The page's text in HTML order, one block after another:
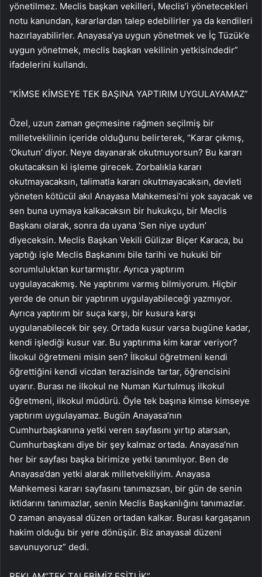
yönetilmez. Meclis başkan vekilleri, Meclis’i yönetecekleri
notu kanundan, kararlardan talep edebilirler ya da kendileri
hazırlayabilirler. Anayasa’ya uygun yönetmek ve İç Tüzük’e
uygun yönetmek, meclis başkan vekilinin yetkisindedir”
ifadelerini kullandı.
“KİMSE KİMSEYE TEK BAŞINA YAPTIRIM UYGULAYAMAZ”
Özel, uzun zaman geçmesine rağmen seçilmiş bir
milletvekilinin içeride olduğunu belirterek, “Karar çıkmış,
‘Okutun’ diyor. Neye dayanarak okutmuyorsun? Bu kararı
okutacaksın ki işleme girecek. Zorbalıkla kararı
okutmayacaksın, talimatla kararı okutmayacaksın, devleti
yöneten kötücül akıl Anayasa Mahkemesi’ni yok sayacak ve
sen buna uymaya kalkacaksın bir hukukçu, bir Meclis
Başkanı olarak, sonra da uyana ‘Sen niye uydun’
diyeceksin. Meclis Başkan Vekili Gülizar Biçer Karaca, bu
yaptığı işle Meclis Başkanını bile tarihi ve hukuki bir
sorumluluktan kurtarmıştır. Ayrıca yaptırım
uygulayacakmış. Ne yaptırımı varmış bilmiyorum. Hiçbir
yerde de onun bir yaptırım uygulayabileceği yazmıyor.
Ayrıca yaptırım bir suça karşı, bir kusura karşı
uygulanabilecek bir şey. Ortada kusur varsa bugüne kadar,
kendi işlediği kusur var. Bu yaptırıma kim karar veriyor?
İlkokul öğretmeni misin sen? İlkokul öğretmeni kendi
öğrettiğini kendi vicdan terazisinde tartar, öğrencisini
uyarır. Burası ne ilkokul ne Numan Kurtulmuş ilkokul
öğretmeni, ilkokul müdürü. Öyle tek başına kimse kimseye
yaptırım uygulayamaz. Bugün Anayasa’nın
Cumhurbaşkanına yetki veren sayfasını yırtıp atarsan,
Cumhurbaşkanı diye bir şey kalmaz ortada. Anayasa’nın
her bir sayfası başka birimize yetki tanımlıyor. Ben de
Anayasa’dan yetki alarak milletvekiliyim. Anayasa
Mahkemesi kararı sayfasını tanımazsan, bir gün de senin
iktidarını tanımazlar, senin Meclis Başkanlığını tanımazlar.
O zaman anayasal düzen ortadan kalkar. Burası kargaşanın
hakim olduğu bir yere dönüşür. Biz anayasal düzeni
savunuyoruz” dedi.